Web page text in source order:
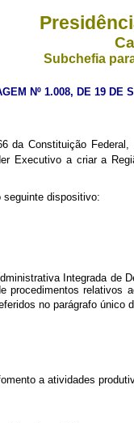
Subchefia
Nº 1.008, DE 19 DE
da Constituição
Executivo a criar a
dispositivo:
Integrada
no parágrafo único
a atividades